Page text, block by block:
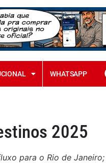
WHATSAPP
2025
para o Rio de